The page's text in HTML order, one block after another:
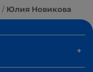
Юлия Новикова
+